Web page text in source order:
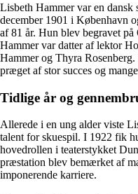
Lisbeth Hammer var en dansk
december 1901 i København
af 81 år. Hun blev begravet
Hammer var datter af lektor
Hammer og Thyra
præget af stor succes og
Tidlige år og
Allerede i en ung alder viste
talent for skuespil. I 1922 fik
hovedrollen i teaterstykket
præstation blev bemærket af
imponerende karriere.